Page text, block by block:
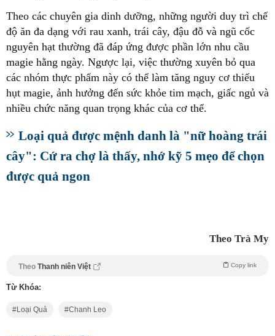
Theo các chuyên gia dinh dưỡng, những người duy trì chế
độ ăn đa dạng với rau xanh, trái cây, đậu đỗ và ngũ cốc
nguyên hạt thường đã đáp ứng được phần lớn nhu cầu
magie hằng ngày. Ngược lại, việc thường xuyên bỏ qua
các nhóm thực phẩm này có thể làm tăng nguy cơ thiếu
hụt magie, ảnh hưởng đến sức khỏe tim mạch, giấc ngủ và
nhiều chức năng quan trọng khác của cơ thể.
Loại quả được mệnh danh là "nữ hoàng trái
cây": Cứ ra chợ là thấy, nhớ kỹ 5 mẹo để chọn
được quả ngon
Theo Trà My
Theo Thanh niên Việt Copy link
Từ Khóa:
Loại Quả Chanh Leo